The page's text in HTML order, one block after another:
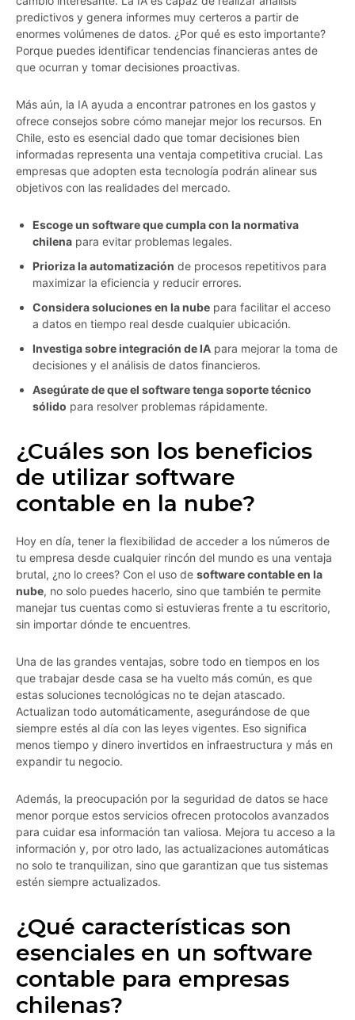
predictivos y genera informes muy certeros a partir de
enormes volúmenes de datos. ¿Por qué es esto importante?
Porque puedes identificar tendencias financieras antes de
que ocurran y tomar decisiones proactivas.
Más aún, la IA ayuda a encontrar patrones en los gastos y
ofrece consejos sobre cómo manejar mejor los recursos. En
Chile, esto es esencial dado que tomar decisiones bien
informadas representa una ventaja competitiva crucial. Las
empresas que adopten esta tecnología podrán alinear sus
objetivos con las realidades del mercado.
Escoge un software que cumpla con la normativa
chilena para evitar problemas legales.
Prioriza la automatización de procesos repetitivos para
maximizar la eficiencia y reducir errores.
Considera soluciones en la nube para facilitar el acceso
a datos en tiempo real desde cualquier ubicación.
Investiga sobre integración de IA para mejorar la toma de
decisiones y el análisis de datos financieros.
Asegúrate de que el software tenga soporte técnico
sólido para resolver problemas rápidamente.
¿Cuáles son los beneficios
de utilizar software
contable en la nube?
Hoy en día, tener la flexibilidad de acceder a los números de
tu empresa desde cualquier rincón del mundo es una ventaja
brutal, ¿no lo crees? Con el uso de software contable en la
nube, no solo puedes hacerlo, sino que también te permite
manejar tus cuentas como si estuvieras frente a tu escritorio,
sin importar dónde te encuentres.
Una de las grandes ventajas, sobre todo en tiempos en los
que trabajar desde casa se ha vuelto más común, es que
estas soluciones tecnológicas no te dejan atascado.
Actualizan todo automáticamente, asegurándose de que
siempre estés al día con las leyes vigentes. Eso significa
menos tiempo y dinero invertidos en infraestructura y más en
expandir tu negocio.
Además, la preocupación por la seguridad de datos se hace
menor porque estos servicios ofrecen protocolos avanzados
para cuidar esa información tan valiosa. Mejora tu acceso a la
información y, por otro lado, las actualizaciones automáticas
no solo te tranquilizan, sino que garantizan que tus sistemas
estén siempre actualizados.
¿Qué características son
esenciales en un software
contable para empresas
chilenas?